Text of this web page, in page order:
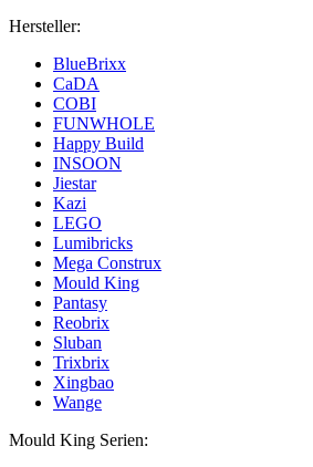
Hersteller:
BlueBrixx
CaDA
COBI
FUNWHOLE
Happy Build
INSOON
Jiestar
Kazi
LEGO
Lumibricks
Mega Construx
Mould King
Pantasy
Reobrix
Sluban
Trixbrix
Xingbao
Wange
Mould King Serien: